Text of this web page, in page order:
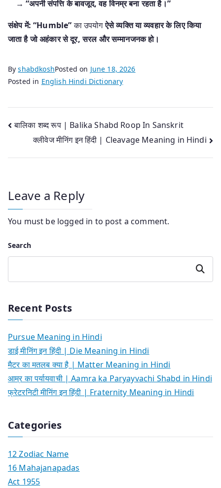
→“अपनी संपत्ति के बावजूद, वह विनम्र बना रहता है।”
संक्षेप में: “Humble”का उपयोगऐसे व्यक्ति या व्यवहार के लिए किया
जाता है जो अहंकार से दूर, सरल और सम्मानजनक हो।
ByshabdkoshPosted on June 18, 2026
Posted in English Hindi Dictionary
Post
navigation
बालिका शब्द रूप | Balika Shabd Roop In Sanskrit
क्लीवेज मीनिंग इन हिंदी | Cleavage Meaning in Hindi
Leave a Reply
You must be logged in to post a comment.
Search
Search
Recent Posts
Pursue Meaning in Hindi
डाई मीनिंग इन हिंदी | Die Meaning in Hindi
मैटर का मतलब क्या है | Matter Meaning in Hindi
आम्र का पर्यायवाची | Aamra ka Paryayvachi Shabd in Hindi
फ्रेटरनिटी मीनिंग इन हिंदी | Fraternity Meaning in Hindi
Categories
12 Zodiac Name
16 Mahajanapadas
Act 1955